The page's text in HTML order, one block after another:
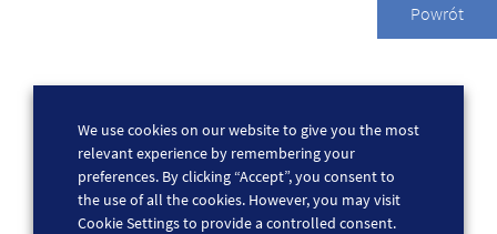
Powrót
We use cookies on our website to give you the most
relevant experience by remembering your
preferences. By clicking “Accept”, you consent to
the use of all the cookies. However, you may visit
Cookie Settings to provide a controlled consent.